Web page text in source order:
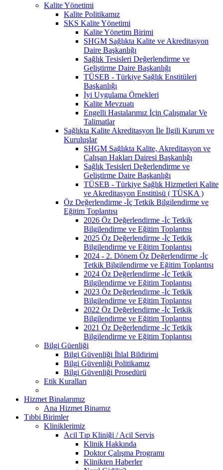
Kalite Yönetimi
Kalite Politikamız
SKS Kalite Yönetimi
Kalite Yönetim Birimi
SHGM Sağlıkta Kalite ve Akreditasyon
Daire Başkanlığı
Sağlık Tesisleri Değerlendirme ve
Geliştirme Daire Başkanlığı
TÜSEB - Türkiye Sağlık Enstitüleri
Başkanlığı
İyi Uygulama Örnekleri
Kalite Mevzuatı
Engelli Hastalarımız İçin Çalışmalar Ve
Talimatlar
Sağlıkta Kalite Akreditasyon İle İlgili Kurum ve
Kuruluşlar
SHGM Sağlıkta Kalite, Akreditasyon ve
Çalışan Hakları Dairesi Başkanlığı
Sağlık Tesisleri Değerlendirme ve
Geliştirme Daire Başkanlığı
TÜSEB - Türkiye Sağlık Hizmetleri Kalite
ve Akreditasyon Enstitüsü ( TÜSKA )
Öz Değerlendirme -İç Tetkik Bilgilendirme ve
Eğitim Toplantısı
2026 Öz Değerlendirme -İç Tetkik
Bilgilendirme ve Eğitim Toplantısı
2025 Öz Değerlendirme -İç Tetkik
Bilgilendirme ve Eğitim Toplantısı
2024 - 2. Dönem Öz Değerlendirme -İç
Tetkik Bilgilendirme ve Eğitim Toplantısı
2024 Öz Değerlendirme -İç Tetkik
Bilgilendirme ve Eğitim Toplantısı
2023 Öz Değerlendirme -İç Tetkik
Bilgilendirme ve Eğitim Toplantısı
2022 Öz Değerlendirme -İç Tetkik
Bilgilendirme ve Eğitim Toplantısı
2021 Öz Değerlendirme -İç Tetkik
Bilgilendirme ve Eğitim Toplantısı
Bilgi Güenliği
Bilgi Güvenliği İhlal Bildirimi
Bilgi Güvenliği Politikamız
Bilgi Güvenliği Prosedürü
Etik Kuralları
Hizmet Binalarımız
Ana Hizmet Binamız
Tıbbi Birimler
Kliniklerimiz
Acil Tıp Kliniği / Acil Servis
Klinik Hakkında
Doktor Çalışma Programı
Klinikten Haberler